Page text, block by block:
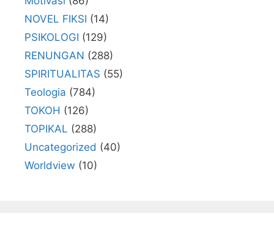
NOVEL FIKSI (14)
PSIKOLOGI (129)
RENUNGAN (288)
SPIRITUALITAS (55)
Teologia (784)
TOKOH (126)
TOPIKAL (288)
Uncategorized (40)
Worldview (10)